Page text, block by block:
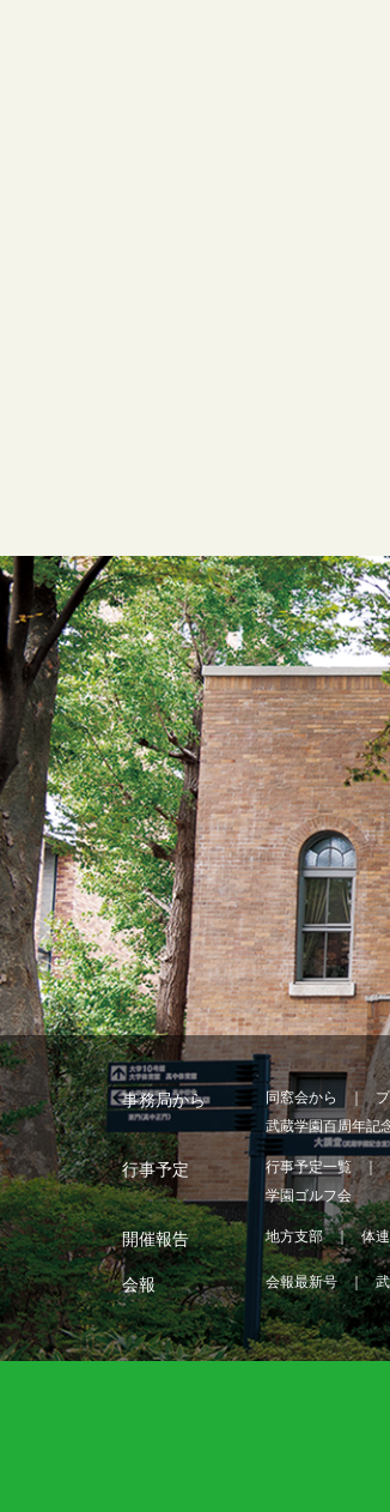
事務局から 同窓会から
武蔵学園百周年記
行事予定 行事予定一覧
学園ゴルフ会
開催報告 地方支部 体連
会報 会報最新号